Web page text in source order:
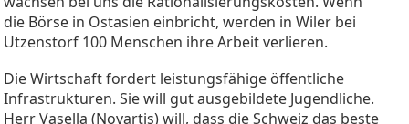
die Börse in Ostasien einbricht, werden in Wiler bei
Utzenstorf 100 Menschen ihre Arbeit verlieren.
Die Wirtschaft fordert leistungsfähige öffentliche
Infrastrukturen. Sie will gut ausgebildete Jugendliche.
Herr Vasella (Novartis) will, dass die Schweiz das beste